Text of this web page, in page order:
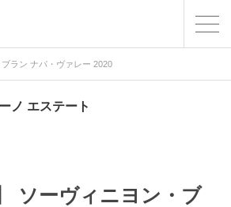
ラン ナパ・ヴァレー 2020
ノ エステート
ソーヴィニヨン・ブ